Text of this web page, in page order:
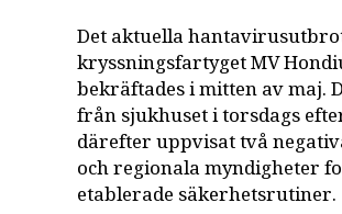
Det aktuella
kryssningsfartyget MV
bekräftades i mitten av maj.
från sjukhuset i torsdags
därefter uppvisat två
och regionala myndigheter
etablerade säkerhetsrutiner.